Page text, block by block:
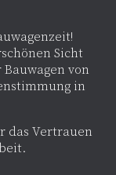
Sicht
von
in
das Vertrauen